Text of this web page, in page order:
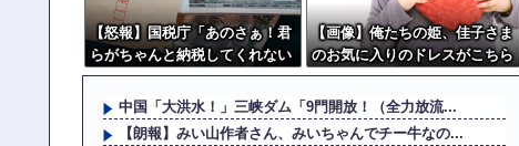
【怒報】国税庁「あのさぁ！君
らがちゃんと納税してくれない
とこうなっちゃうけどどうす
る？！」←これw w w w w w w
【画像】俺たちの姫、佳子さま
のお気に入りのドレスがこちら
です←コレは可愛過ぎるw w w
w w w w w
中国「大洪水！」三峡ダム「9門開放！（全力放流...
【朗報】みい山作者さん、みいちゃんでチー牛なの...